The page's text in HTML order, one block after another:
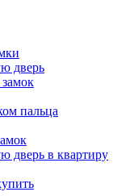
дверь
пальца
дверь в квартиру